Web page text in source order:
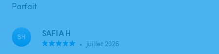
Parfait
SH SAFIA H
• juillet 2026